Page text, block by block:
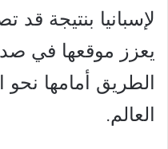
يعزز موقعها في
الطريق أمامها نحو
العالم.